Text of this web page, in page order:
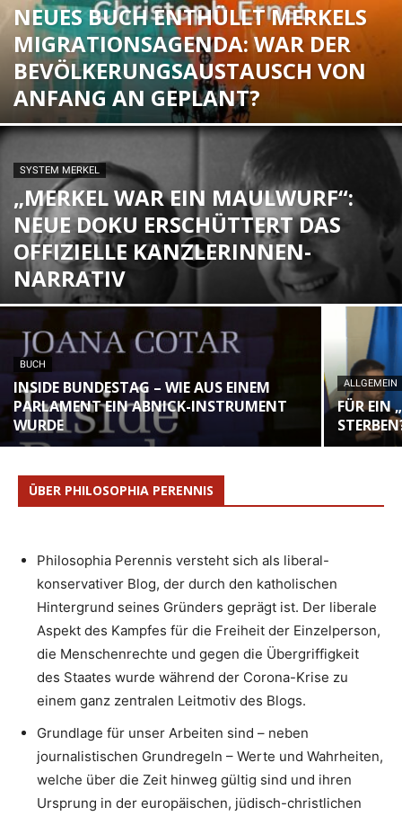
NEUES BUCH ENTHÜLLT MERKELS
MIGRATIONSAGENDA: WAR DER
BEVÖLKERUNGSAUSTAUSCH VON
ANFANG AN GEPLANT?
SYSTEM MERKEL
„MERKEL WAR EIN MAULWURF“:
NEUE DOKU ERSCHÜTTERT DAS
OFFIZIELLE KANZLERINNEN-
NARRATIV
BUCH
INSIDE BUNDESTAG – WIE AUS EINEM
PARLAMENT EIN ABNICK-INSTRUMENT
WURDE
ALLGEMEIN
FÜR EIN
TERBEN?
ÜBER PHILOSOPHIA PERENNIS
Philosophia Perennis versteht sich als liberal-
konservativer Blog, der durch den katholischen
Hintergrund seines Gründers geprägt ist. Der liberale
Aspekt des Kampfes für die Freiheit der Einzelperson,
die Menschenrechte und gegen die Übergriffigkeit
des Staates wurde während der Corona-Krise zu
einem ganz zentralen Leitmotiv des Blogs.
Grundlage für unser Arbeiten sind – neben
journalistischen Grundregeln – Werte und Wahrheiten,
welche über die Zeit hinweg gültig sind und ihren
Ursprung in der europäischen, jüdisch-christlichen